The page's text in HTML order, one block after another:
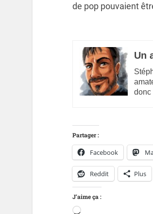
de pop pouvaient
Un
donc
Partager :
Facebook
Reddit Plus
J’aime ça :